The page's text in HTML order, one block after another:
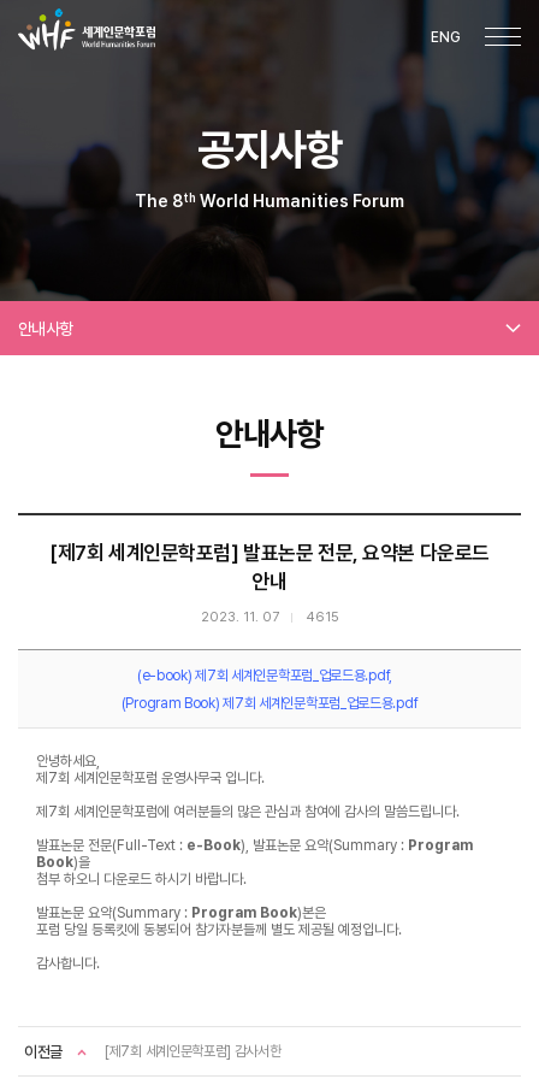
ENG
공지사항
The 8th World Humanities Forum
안내사항
안내사항
[제7회 세계인문학포럼] 발표논문 전문, 요약본 다운로드
안내
2023. 11. 07 4615
(e-book) 제7회 세계인문학포럼_업로드용.pdf
(Program Book) 제7회 세계인문학포럼_업로드용.pdf
안녕하세요,
제7회 세계인문학포럼 운영사무국 입니다.
제7회 세계인문학포럼에 여러분들의 많은 관심과 참여에 감사의 말씀드립니다.
발표논문 전문(Full-Text : e-Book), 발표논문 요약(Summary : Program
Book)을
첨부 하오니 다운로드 하시기 바랍니다.
발표논문 요약(Summary : Program Book)본은
포럼 당일 등록킷에 동봉되어 참가자분들께 별도 제공될 예정입니다.
감사합니다.
이전글 [제7회 세계인문학포럼] 감사서한